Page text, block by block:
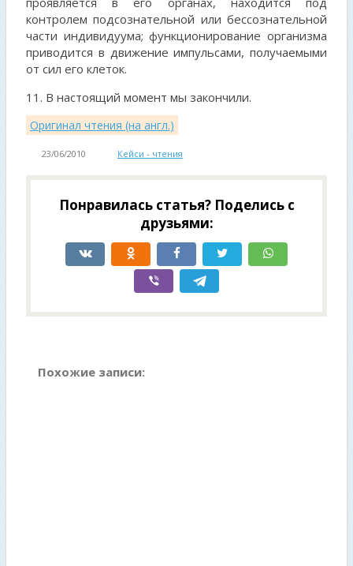
контролем подсознательной или бессознательной
части индивидуума; функционирование организма
приводится в движение импульсами, получаемыми
от сил его клеток.
11. В настоящий момент мы закончили.
Оригинал чтения (на англ.)
23/06/2010 Кейси - чтения
Понравилась статья? Поделись с
друзьями:
Похожие записи: